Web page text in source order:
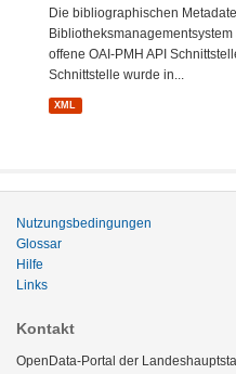
Die bibliographischen
offene OAI-PMH API
Schnittstelle wurde in...
XML
Nutzungsbedingungen
Glossar
Hilfe
Links
Kontakt
OpenData-Portal der